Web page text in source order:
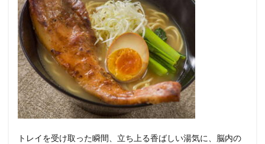
トレイを受け取った瞬間、立ち上る香ばしい湯気に、脳内の